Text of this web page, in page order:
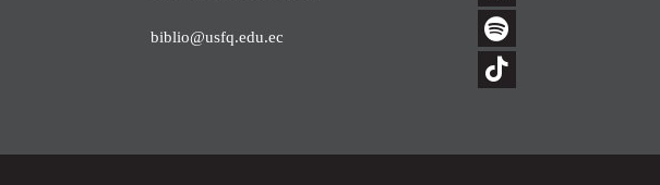
biblio@usfq.edu.ec